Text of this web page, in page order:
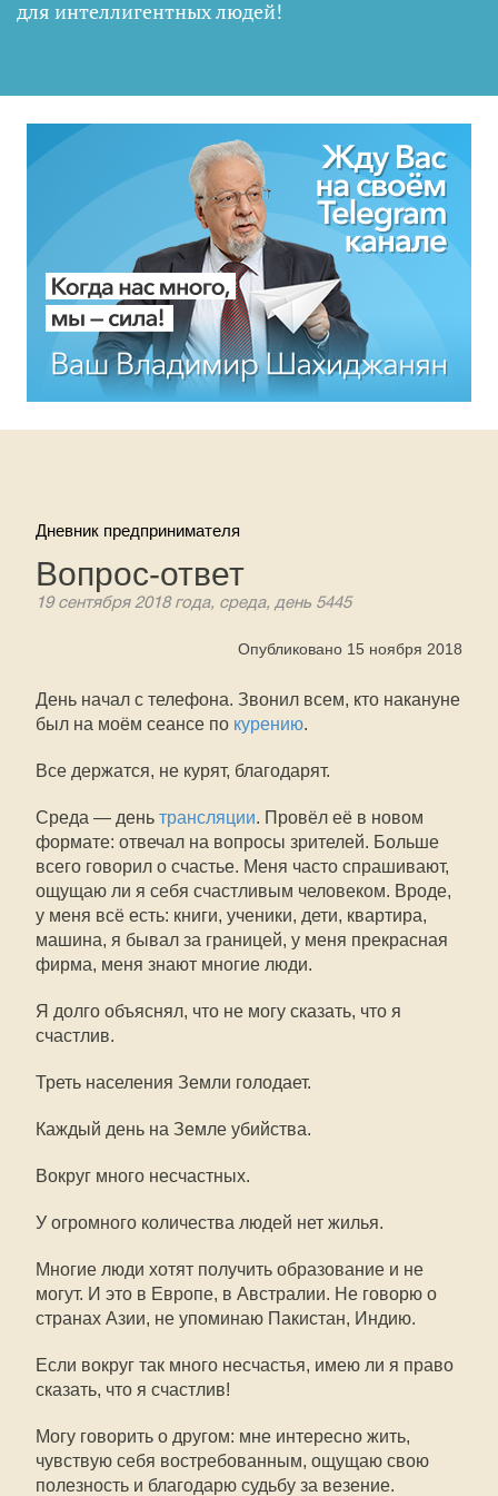
для интеллигентных людей!
Дневник предпринимателя
Вопрос-ответ
19 сентября 2018 года, среда, день 5445
Опубликовано 15 ноября 2018
День начал с телефона. Звонил всем, кто накануне
был на моём сеансе по курению.
Все держатся, не курят, благодарят.
Среда — день трансляции. Провёл её в новом
формате: отвечал на вопросы зрителей. Больше
всего говорил о счастье. Меня часто спрашивают,
ощущаю ли я себя счастливым человеком. Вроде,
у меня всё есть: книги, ученики, дети, квартира,
машина, я бывал за границей, у меня прекрасная
фирма, меня знают многие люди.
Я долго объяснял, что не могу сказать, что я
счастлив.
Треть населения Земли голодает.
Каждый день на Земле убийства.
Вокруг много несчастных.
У огромного количества людей нет жилья.
Многие люди хотят получить образование и не
могут. И это в Европе, в Австралии. Не говорю о
странах Азии, не упоминаю Пакистан, Индию.
Если вокруг так много несчастья, имею ли я право
сказать, что я счастлив!
Могу говорить о другом: мне интересно жить,
чувствую себя востребованным, ощущаю свою
полезность и благодарю судьбу за везение.